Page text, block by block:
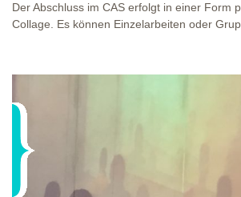
Der Abschluss im CAS erfolgt in einer Form
Collage. Es können Einzelarbeiten oder
Ausbildungsprogramm zu erleben. Die
oder Präsentation. Wir freuen uns über
Gespräche an der performativen Collage.
WO?